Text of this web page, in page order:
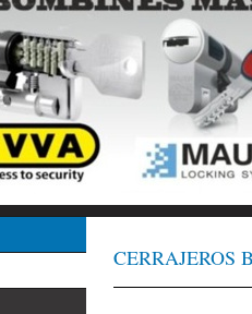
CERRAJEROS